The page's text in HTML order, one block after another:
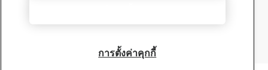
ติดต่อฝ่ายสนับสนุนทางเทคนิคการตั้งค่าคุกกี้